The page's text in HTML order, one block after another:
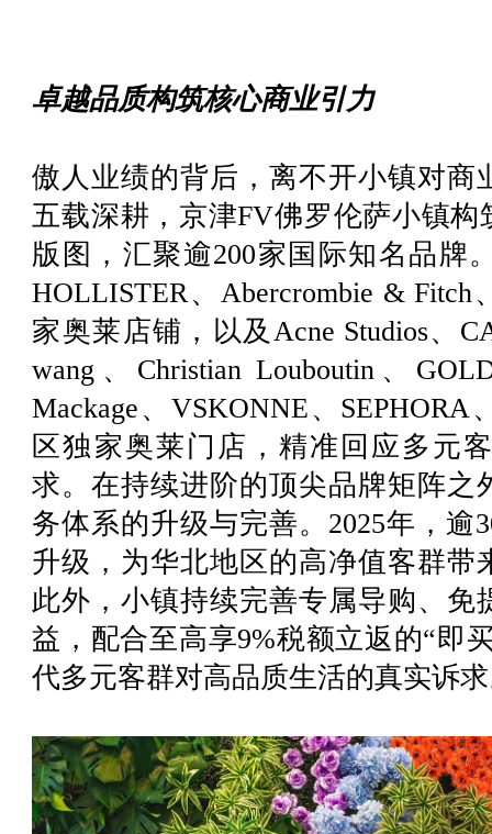
卓越品质构筑核心商业引力
傲人业绩的背后，离不开小镇对商
五载深耕，京津FV佛罗伦萨小镇
版图，汇聚逾200家国际知名品牌
HOLLISTER、Abercrombie & Fitch
家奥莱店铺，以及Acne Studios、
wang、Christian Louboutin、
Mackage、VSKONNE、
区独家奥莱门店，精准回应多元
求。在持续进阶的顶尖品牌矩阵之
务体系的升级与完善。2025年，逾
升级，为华北地区的高净值客群带
此外，小镇持续完善专属导购、免
益，配合至高享9%税额立返的“即
代多元客群对高品质生活的真实诉